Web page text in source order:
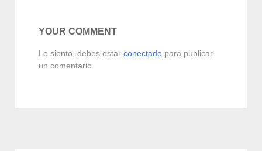
YOUR COMMENT
Lo siento, debes estarconectado para publicar
un comentario.